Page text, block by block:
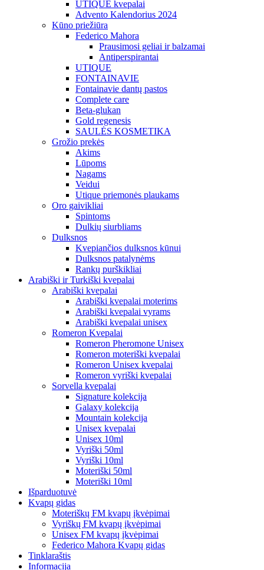
UTIQUE kvepalai
Advento Kalendorius 2024
Kūno priežiūra
Federico Mahora
Prausimosi geliai ir balzamai
Antiperspirantai
UTIQUE
FONTAINAVIE
Fontainavie dantų pastos
Complete care
Beta-glukan
Gold regenesis
SAULĖS KOSMETIKA
Grožio prekės
Akims
Lūpoms
Nagams
Veidui
Utique priemonės plaukams
Oro gaivikliai
Spintoms
Dulkių siurbliams
Dulksnos
Kvepiančios dulksnos kūnui
Dulksnos patalynėms
Rankų purškikliai
Arabiški ir Turkiški kvepalai
Arabiški kvepalai
Arabiški kvepalai moterims
Arabiški kvepalai vyrams
Arabiški kvepalai unisex
Romeron Kvepalai
Romeron Pheromone Unisex
Romeron moteriški kvepalai
Romeron Unisex kvepalai
Romeron vyriški kvepalai
Sorvella kvepalai
Signature kolekcija
Galaxy kolekcija
Mountain kolekcija
Unisex kvepalai
Unisex 10ml
Vyriški 50ml
Vyriški 10ml
Moteriški 50ml
Moteriški 10ml
Išparduotuvė
Kvapų gidas
Moteriškų FM kvapų įkvėpimai
Vyriškų FM kvapų įkvėpimai
Unisex FM kvapų įkvėpimai
Federico Mahora Kvapų gidas
Tinklaraštis
Informacija